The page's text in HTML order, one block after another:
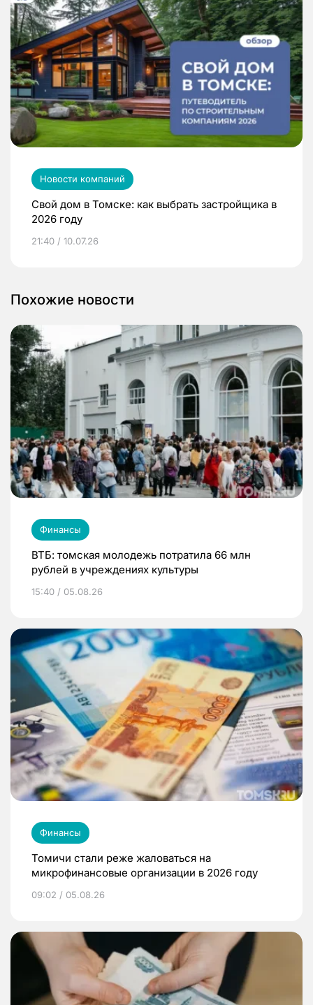
Новости компаний
Свой дом в Томске: как выбрать застройщика в
2026 году
21:40 / 10.07.26
Похожие новости
Финансы
ВТБ: томская молодежь потратила 66 млн
рублей в учреждениях культуры
15:40 / 05.08.26
Финансы
Томичи стали реже жаловаться на
микрофинансовые организации в 2026 году
09:02 / 05.08.26